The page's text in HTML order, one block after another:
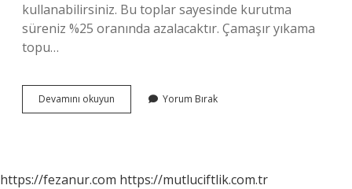
kullanabilirsiniz. Bu toplar sayesinde kurutma
süreniz %25 oranında azalacaktır. Çamaşır yıkama
topu…
Devamını okuyun Çamaşır
Kurutma
Yorum Bırak
https://fezanur.com https://mutluciftlik.com.tr